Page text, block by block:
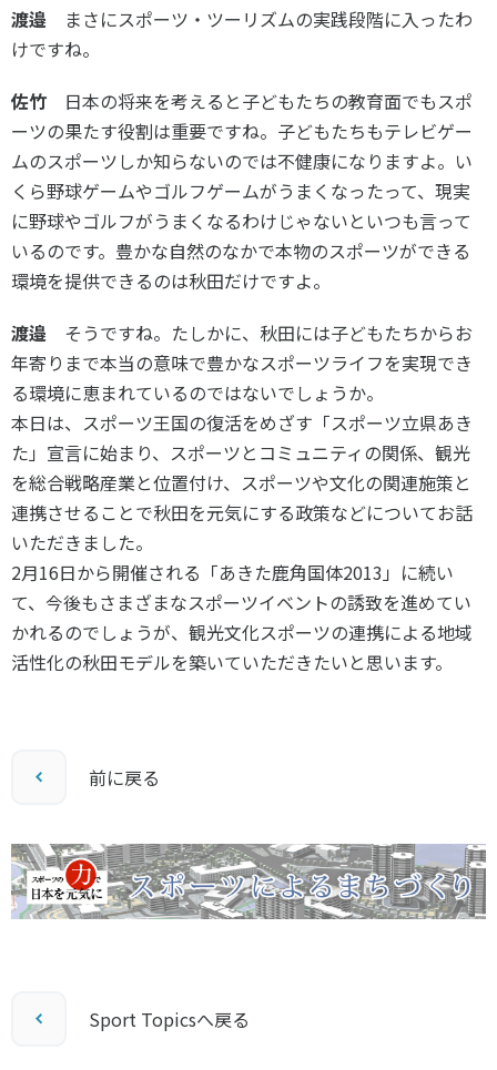
渡邉
まさにスポーツ・ツーリズムの実践段階に入ったわ
けですね。
佐竹 日本の将来を考えると子どもたちの教育面でもスポ
ーツの果たす役割は重要ですね。子どもたちもテレビゲー
ムのスポーツしか知らないのでは不健康になりますよ。い
くら野球ゲームやゴルフゲームがうまくなったって、現実
に野球やゴルフがうまくなるわけじゃないといつも言って
いるのです。豊かな自然のなかで本物のスポーツができる
環境を提供できるのは秋田だけですよ。
渡邉 そうですね。たしかに、秋田には子どもたちからお
年寄りまで本当の意味で豊かなスポーツライフを実現でき
る環境に恵まれているのではないでしょうか。
本日は、スポーツ王国の復活をめざす「スポーツ立県あき
た」宣言に始まり、スポーツとコミュニティの関係、観光
を総合戦略産業と位置付け、スポーツや文化の関連施策と
連携させることで秋田を元気にする政策などについてお話
いただきました。
2月16日から開催される「あきた鹿角国体2013」に続い
て、今後もさまざまなスポーツイベントの誘致を進めてい
かれるのでしょうが、観光文化スポーツの連携による地域
活性化の秋田モデルを築いていただきたいと思います。
前に戻る
Sport Topicsへ戻る